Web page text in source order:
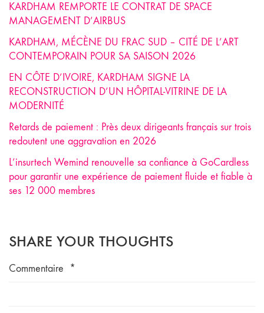
KARDHAM REMPORTE LE CONTRAT DE SPACE
MANAGEMENT D’AIRBUS
KARDHAM, MÉCÈNE DU FRAC SUD – CITÉ DE L’ART
CONTEMPORAIN POUR SA SAISON 2026
EN CÔTE D’IVOIRE, KARDHAM SIGNE LA
RECONSTRUCTION D’UN HÔPITAL-VITRINE DE LA
MODERNITÉ
Retards de paiement : Près deux dirigeants français sur trois
redoutent une aggravation en 2026
L’insurtech Wemind renouvelle sa confiance à GoCardless
pour garantir une expérience de paiement fluide et fiable à
ses 12 000 membres
SHARE YOUR THOUGHTS
Commentaire *